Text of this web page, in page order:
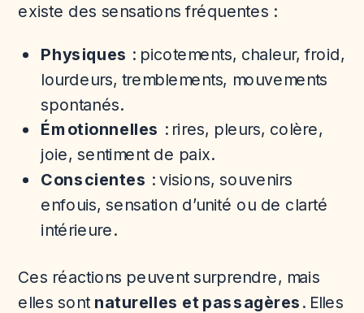
existe des sensations fréquentes :
Physiques : picotements, chaleur, froid,
lourdeurs, tremblements, mouvements
spontanés.
Émotionnelles : rires, pleurs, colère,
joie, sentiment de paix.
Conscientes : visions, souvenirs
enfouis, sensation d’unité ou de clarté
intérieure.
Ces réactions peuvent surprendre, mais
elles sont naturelles et passagères . Elles